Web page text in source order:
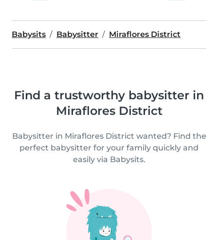
Babysits Babysitter Miraflores District
Find a trustworthy babysitter in
Miraflores District
Babysitter in Miraflores District wanted? Find the
perfect babysitter for your family quickly and
easily via Babysits.